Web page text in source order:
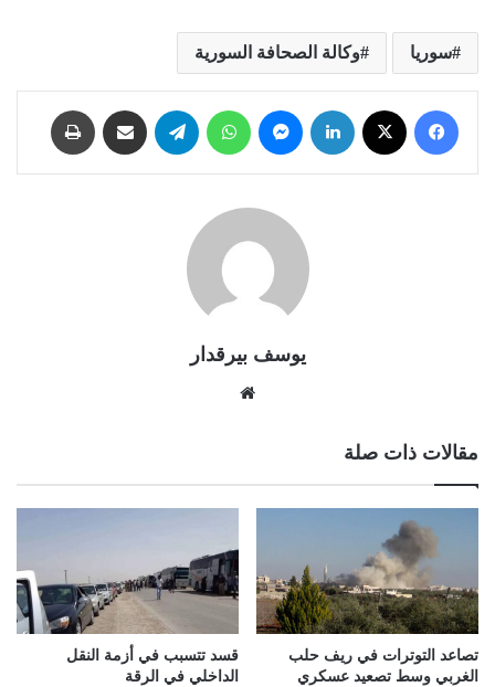
سوريا وكالة الصحافة السورية
فيسبوك لينكدإن ماسنجر واتساب تيلقرام مشاركة عبر البريد
يوسف بيرقدار
مقالات ذات صلة
تصاعد التوترات في ريف حلب
الغربي وسط تصعيد عسكري
قسد تتسبب في أزمة النقل
الداخلي في الرقة